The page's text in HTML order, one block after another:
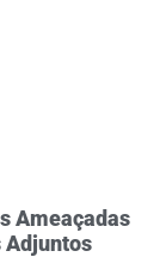
Ameaçadas
Adjuntos